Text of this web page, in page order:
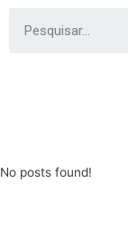
No posts found!